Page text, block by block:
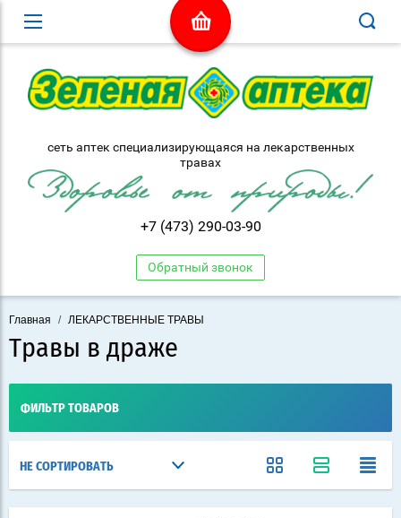
сеть аптек специализирующаяся на лекарственных
травах
+7 (473) 290-03-90
Обратный звонок
Главная / ЛЕКАРСТВЕННЫЕ ТРАВЫ
Травы в драже
ФИЛЬТР ТОВАРОВ
НЕ СОРТИРОВАТЬ